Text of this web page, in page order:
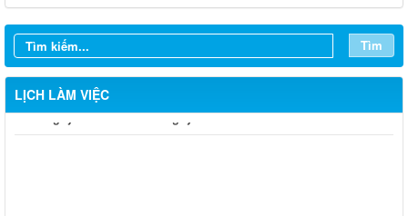
Tìm
LỊCH LÀM VIỆC
Từ ngày 03/8/2026 đến ngày 09/8/2026